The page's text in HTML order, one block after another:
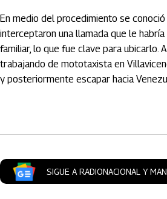
En medio del procedimiento se
interceptaron una llamada que le
familiar, lo que fue clave para ubicarlo.
trabajando de mototaxista en
y posteriormente escapar hacia
SIGUE A RADIONACIONAL Y